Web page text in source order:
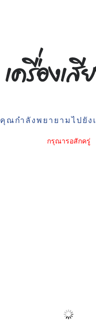
คุณกำลังพยายามไปยัง
กรุณารอสักครู่